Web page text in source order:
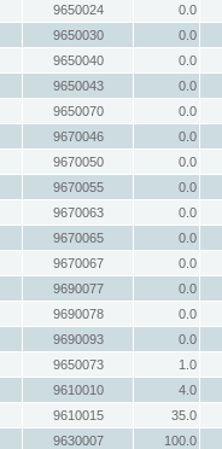
9650024
0.0
9650030
0.0
9650040
0.0
9650043
0.0
9650070
0.0
9670046
0.0
9670050
0.0
9670055
0.0
9670063
0.0
9670065
0.0
9670067
0.0
9690077
0.0
9690078
0.0
9690093
0.0
9650073
1.0
9610010
4.0
9610015
35.0
9630007
100.0